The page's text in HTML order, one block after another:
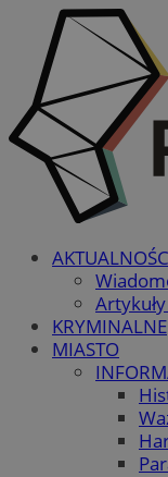
KRYMINALNE
MIASTO